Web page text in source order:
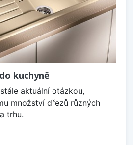
kuchyně
aktuální otázkou,
množství dřezů různých
trhu.